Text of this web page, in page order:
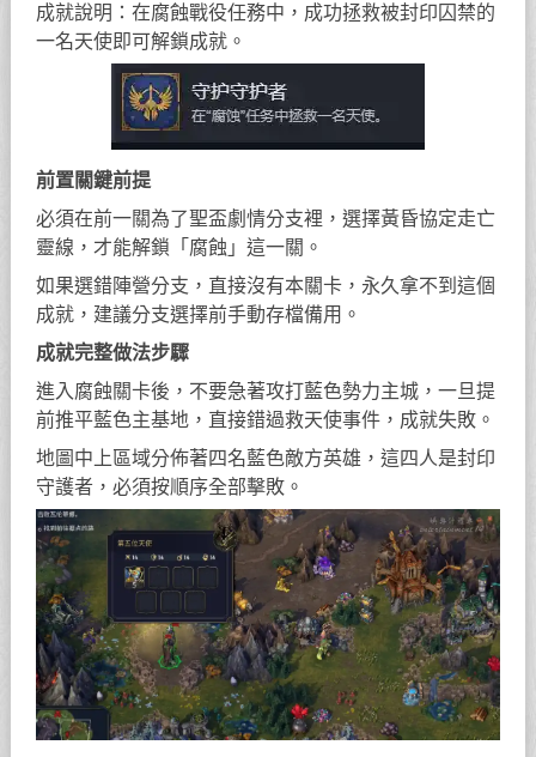
成就說明：在腐蝕戰役任務中，成功拯救被封印囚禁的
一名天使即可解鎖成就。
前置關鍵前提
必須在前一關為了聖盃劇情分支裡，選擇黃昏協定走亡
靈線，才能解鎖「腐蝕」這一關。
如果選錯陣營分支，直接沒有本關卡，永久拿不到這個
成就，建議分支選擇前手動存檔備用。
成就完整做法步驟
進入腐蝕關卡後，不要急著攻打藍色勢力主城，一旦提
前推平藍色主基地，直接錯過救天使事件，成就失敗。
地圖中上區域分佈著四名藍色敵方英雄，這四人是封印
守護者，必須按順序全部擊敗。